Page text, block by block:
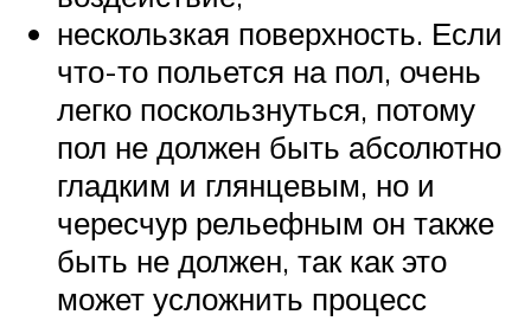
нескользкая поверхность. Если
что-то польется на пол, очень
легко поскользнуться, потому
пол не должен быть абсолютно
гладким и глянцевым, но и
чересчур рельефным он также
быть не должен, так как это
может усложнить процесс